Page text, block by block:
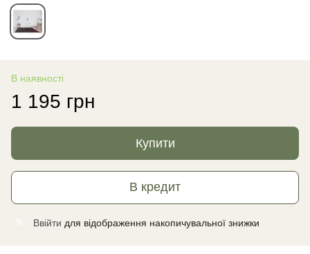
В наявності
1 195 грн
Купити
В кредит
Ввійти для відображення накопичувальної знижки